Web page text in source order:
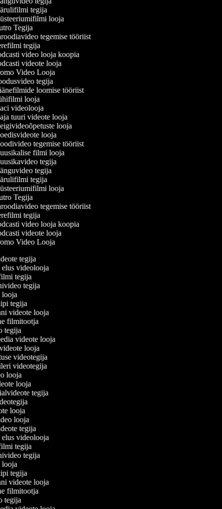
tegija
looja
Tegija
tegemise tööriist
tegija
video looja koopia
videote looja
Video Looja
tegija
loomise tööriist
looja
videolooja
tuuri videote looja
looja
looja
tegemise tööriist
filmi looja
tegija
tegija
tegija
looja
Tegija
tegemise tööriist
tegija
video looja koopia
videote looja
Video Looja
tegija
elus videolooja
tegija
tegija
looja
tegija
videote looja
filmitootja
tegija
videote looja
looja
videotegija
videotegija
looja
looja
tegija
looja
looja
tegija
elus videolooja
tegija
tegija
looja
tegija
videote looja
filmitootja
tegija